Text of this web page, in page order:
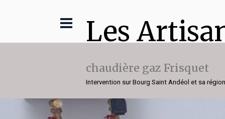
Les
chaudière gaz Frisquet
Intervention sur Bourg Saint Andéol et sa région